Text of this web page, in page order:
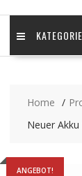
KATEGORIE
Home
Neuer
ANGEBOT!